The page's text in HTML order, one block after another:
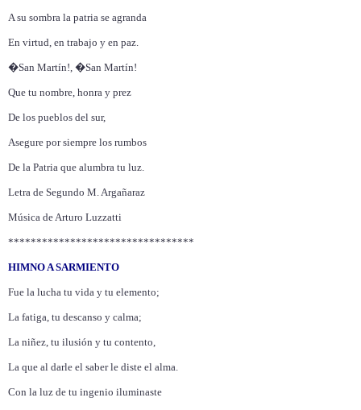
A su sombra la patria se agranda
En virtud, en trabajo y en paz.
�San Martín!, �San Martín!
Que tu nombre, honra y prez
De los pueblos del sur,
Asegure por siempre los rumbos
De la Patria que alumbra tu luz.
Letra de Segundo M. Argañaraz
Música de Arturo Luzzatti
*********************************
HIMNO A SARMIENTO
Fue la lucha tu vida y tu elemento;
La fatiga, tu descanso y calma;
La niñez, tu ilusión y tu contento,
La que al darle el saber le diste el alma.
Con la luz de tu ingenio iluminaste